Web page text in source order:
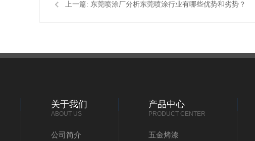
上一篇: 东莞喷涂厂分析东莞喷涂行业有哪些优势和劣势？
关于我们
ABOUT US
公司简介
产品中心
PRODUCT CENTER
五金烤漆